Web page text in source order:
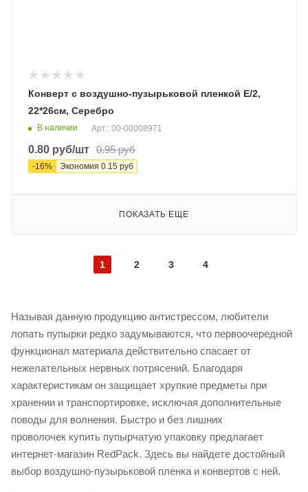
Конверт с воздушно-пузырьковой пленкой E/2,
22*26см, Серебро
В наличии Арт.: 00-00008971
0.80 руб/шт 0.95руб
-16% Экономия 0.15 руб
ПОКАЗАТЬ ЕЩЕ
1 2 3 4
Называя данную продукцию антистрессом, любители
лопать пупырки редко задумываются, что первоочередной
функционал материала действительно спасает от
нежелательных нервных потрясений. Благодаря
характеристикам он защищает хрупкие предметы при
хранении и транспортировке, исключая дополнительные
поводы для волнения. Быстро и без лишних
проволочек купить пупырчатую упаковку предлагает
интернет-магазин RedPack. Здесь вы найдете достойный
выбор воздушно-пузырьковой пленка и конвертов с ней.